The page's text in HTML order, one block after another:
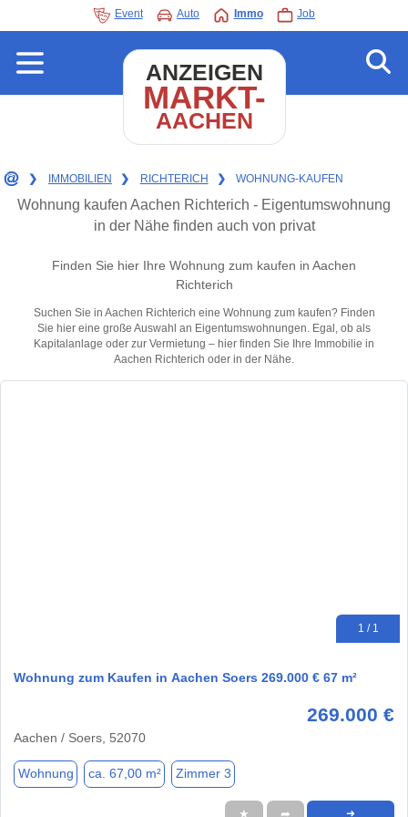
Event Auto Immo Job
ANZEIGEN
MARKT-
AACHEN
❯ IMMOBILIEN ❯ RICHTERICH ❯ WOHNUNG-KAUFEN
Wohnung kaufen Aachen Richterich - Eigentumswohnung
in der Nähe finden auch von privat
Finden Sie hier Ihre Wohnung zum kaufen in Aachen
Richterich
Suchen Sie in Aachen Richterich eine Wohnung zum kaufen? Finden
Sie hier eine große Auswahl an Eigentumswohnungen. Egal, ob als
Kapitalanlage oder zur Vermietung – hier finden Sie Ihre Immobilie in
Aachen Richterich oder in der Nähe.
1 / 1
Wohnung zum Kaufen in Aachen Soers 269.000 € 67 m²
269.000 €
Aachen / Soers, 52070
Wohnung ca. 67,00 m² Zimmer 3
★ ➦ ➜